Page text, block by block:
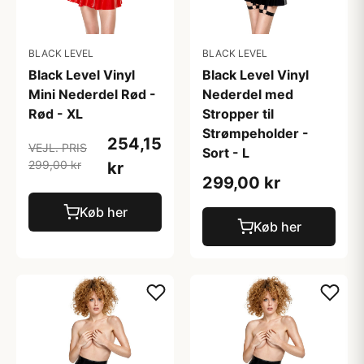
BLACK LEVEL
Black Level Vinyl
Mini Nederdel Rød -
Rød - XL
VEJL. PRIS
299,00 kr
254,15
kr
Køb her
BLACK LEVEL
Black Level Vinyl
Nederdel med
Stropper til
Strømpeholder -
Sort - L
299,00 kr
Køb her